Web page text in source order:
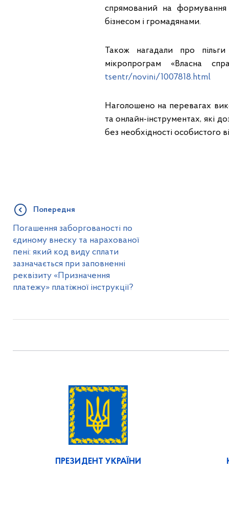
спрямований на формування
бізнесом і громадянами.
Також нагадали про
мікропрограм «Власна
tsentr/novini/1007818.html
Наголошено на перевагах
та онлайн-інструментах, які
без необхідності особистого
Попередня
Погашення заборгованості по
єдиному внеску та нарахованої
пені: який код виду сплати
зазначається при заповненні
реквізиту «Призначення
платежу» платіжної інструкції?
ПРЕЗИДЕНТ УКРАЇНИ